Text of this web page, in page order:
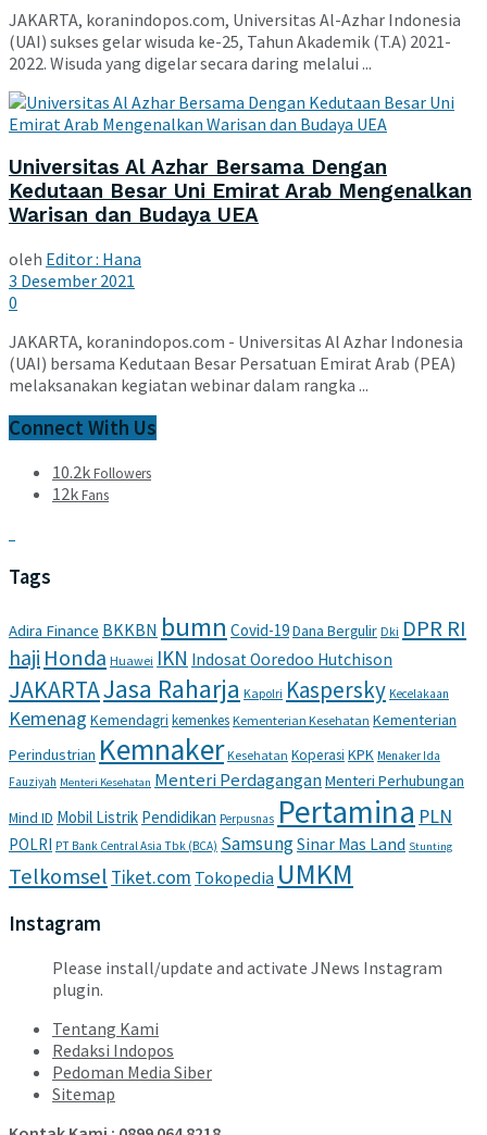
JAKARTA, koranindopos.com, Universitas Al-Azhar Indonesia
(UAI) sukses gelar wisuda ke-25, Tahun Akademik (T.A) 2021-
2022. Wisuda yang digelar secara daring melalui ...
Universitas Al Azhar Bersama Dengan
Kedutaan Besar Uni Emirat Arab Mengenalkan
Warisan dan Budaya UEA
oleh Editor : Hana
3 Desember 2021
0
JAKARTA, koranindopos.com - Universitas Al Azhar Indonesia
(UAI) bersama Kedutaan Besar Persatuan Emirat Arab (PEA)
melaksanakan kegiatan webinar dalam rangka ...
Connect With Us
10.2kFollowers
12kFans
Tags
Adira Finance BKKBN bumn Covid-19Dana Bergulir Dki DPR RI
haji Honda Huawei IKN Indosat Ooredoo Hutchison
JAKARTAJasa Raharja Kapolri Kaspersky Kecelakaan
Kemenag Kemendagri kemenkes Kementerian Kesehatan Kementerian
Perindustrian Kemnaker Kesehatan Koperasi KPK Menaker Ida
Fauziyah Menteri Kesehatan Menteri PerdaganganMenteri Perhubungan
Mind ID Mobil Listrik Pendidikan Perpusnas Pertamina PLN
POLRI PT Bank Central Asia Tbk (BCA) SamsungSinar Mas Land Stunting
Telkomsel Tiket.com Tokopedia UMKM
Instagram
Please install/update and activate JNews Instagram
plugin.
Tentang Kami
Redaksi Indopos
Pedoman Media Siber
Sitemap